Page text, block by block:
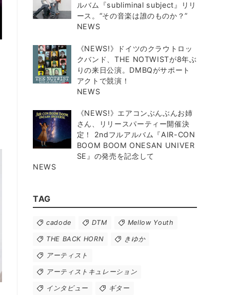
ルバム『subliminal subject』リリ
ース。“その音楽は誰のものか？”
NEWS
《NEWS!》ドイツのクラウトロッ
クバンド、THE NOTWISTが8年ぶ
りの来日公演。DMBQがサポート
アクトで競演！
NEWS
《NEWS!》エアコンぶんぶんお姉
さん、リリースパーティー開催決
定！ 2ndフルアルバム『AIR-CON
BOOM BOOM ONESAN UNIVER
SE』の発売を記念して
NEWS
TAG
cadode DTM Mellow Youth
THE BACK HORN きゆか
アーティスト
アーティストキュレーション
インタビュー ギター